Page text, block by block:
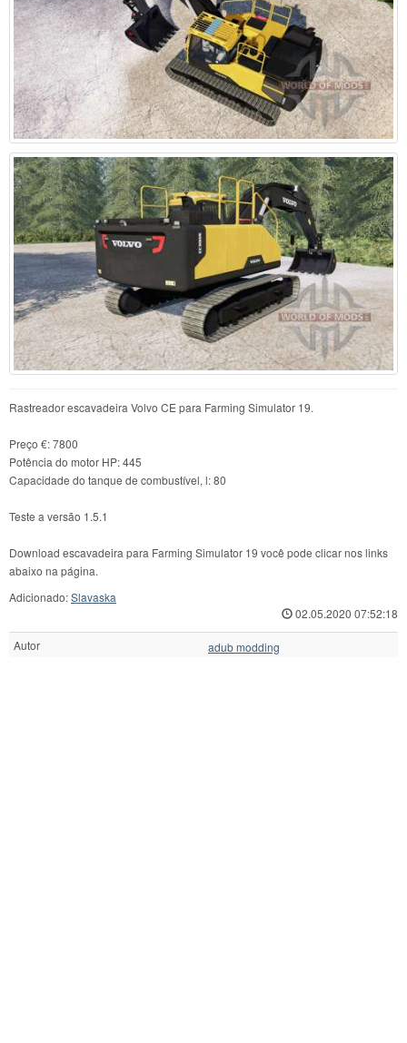
Rastreador escavadeira Volvo CE para Farming Simulator 19.
Preço €: 7800
Potência do motor HP: 445
Capacidade do tanque de combustível, l: 80
Teste a versão 1.5.1
Download escavadeira para Farming Simulator 19 você pode clicar nos links
abaixo na página.
Adicionado:Slavaska
02.05.2020 07:52:18
Autor adub modding